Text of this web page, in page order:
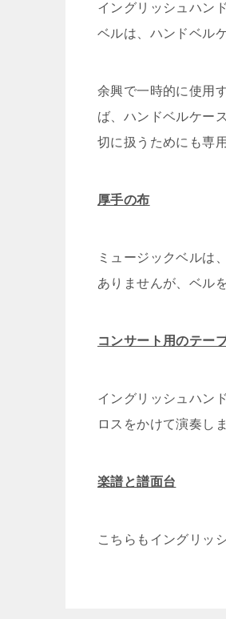
イングリッシュハン
ベルは、ハンドベル
余興で一時的に使用
ば、ハンドベルケー
切に扱うためにも専
厚手の布
ミュージックベルは
ありませんが、ベル
コンサート用のテー
イングリッシュハン
ロスをかけて演奏し
楽譜と譜面台
こちらもイングリッ